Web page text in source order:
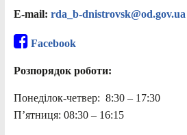
E-mail: rda_b-dnistrovsk@od.gov.ua
Facebook
Розпорядок роботи:
Понеділок-четвер: 8:30 – 17:30
П’ятниця: 08:30 – 16:15